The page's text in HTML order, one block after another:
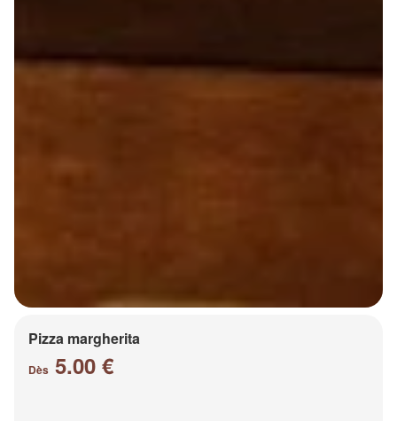
Pizza margherita
Dès 5.00 €